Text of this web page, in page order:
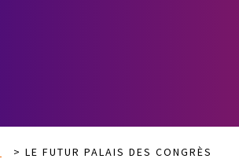
> LE FUTUR PALAIS DES CONGRÈS